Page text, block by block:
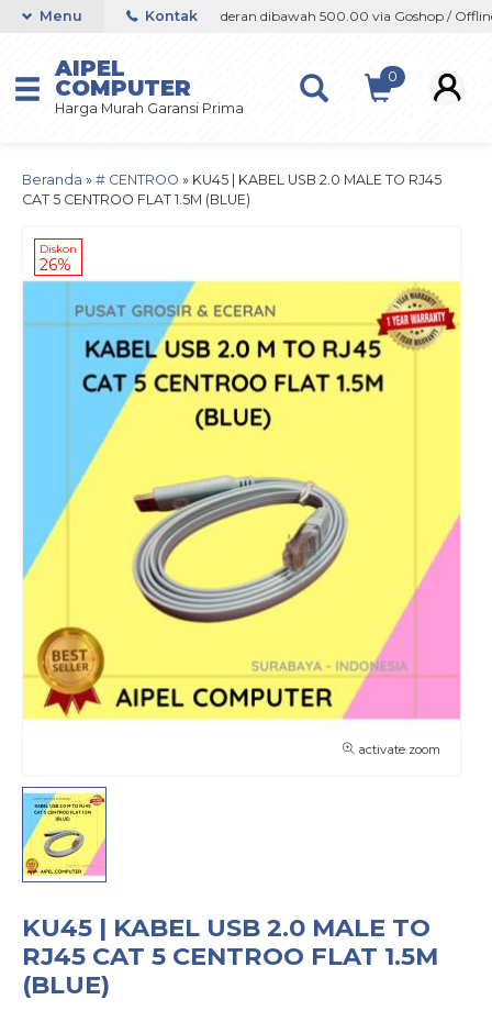
Offline / Marketplace Orderan dibawah 500.00 via Goshop / Offline
Menu Kontak
AIPEL
COMPUTER
Harga Murah Garansi Prima
0
Beranda » # CENTROO » KU45 | KABEL USB 2.0 MALE TO RJ45
CAT 5 CENTROO FLAT 1.5M (BLUE)
activate zoom
Diskon
26%
KU45 | KABEL USB 2.0 MALE TO
RJ45 CAT 5 CENTROO FLAT 1.5M
(BLUE)